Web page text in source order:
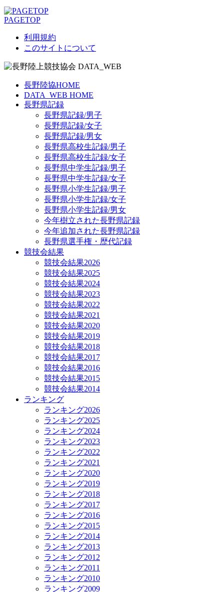
PAGETOP
利用規約
このサイトについて
長野陸協HOME
DATA_WEB HOME
長野県記録
長野県記録/男子
長野県記録/女子
長野県記録/男女
長野県高校生記録/男子
長野県高校生記録/女子
長野県中学生記録/男子
長野県中学生記録/女子
長野県小学生記録/男子
長野県小学生記録/女子
長野県小学生記録/男女
今年樹立された長野県記録
今年追加された長野県記録
長野県選手権・歴代記録
競技会結果
競技会結果2026
競技会結果2025
競技会結果2024
競技会結果2023
競技会結果2022
競技会結果2021
競技会結果2020
競技会結果2019
競技会結果2018
競技会結果2017
競技会結果2016
競技会結果2015
競技会結果2014
ランキング
ランキング2026
ランキング2025
ランキング2024
ランキング2023
ランキング2022
ランキング2021
ランキング2020
ランキング2019
ランキング2018
ランキング2017
ランキング2016
ランキング2015
ランキング2014
ランキング2013
ランキング2012
ランキング2011
ランキング2010
ランキング2009